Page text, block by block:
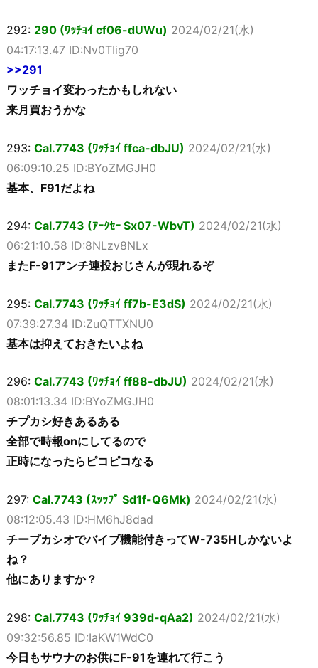
292: 290 (ﾜｯﾁｮｲ cf06-dUWu) 2024/02/21(水)
04:17:13.47 ID:Nv0TIig70
>>291
ワッチョイ変わったかもしれない
来月買おうかな
293: Cal.7743 (ﾜｯﾁｮｲ ffca-dbJU) 2024/02/21(水)
06:09:10.25 ID:BYoZMGJH0
基本、F91だよね
294: Cal.7743 (ｱｰｸｾｰ Sx07-WbvT) 2024/02/21(水)
06:21:10.58 ID:8NLzv8NLx
またF-91アンチ連投おじさんが現れるぞ
295: Cal.7743 (ﾜｯﾁｮｲ ff7b-E3dS) 2024/02/21(水)
07:39:27.34 ID:ZuQTTXNU0
基本は抑えておきたいよね
296: Cal.7743 (ﾜｯﾁｮｲ ff88-dbJU) 2024/02/21(水)
08:01:13.34 ID:BYoZMGJH0
チプカシ好きあるある
全部で時報onにしてるので
正時になったらピコピコなる
297: Cal.7743 (ｽｯｯﾌﾟ Sd1f-Q6Mk) 2024/02/21(水)
08:12:05.43 ID:HM6hJ8dad
チープカシオでバイブ機能付きってW-735Hしかないよ
ね？
他にありますか？
298: Cal.7743 (ﾜｯﾁｮｲ 939d-qAa2) 2024/02/21(水)
09:32:56.85 ID:IaKW1WdC0
今日もサウナのお供にF-91を連れて行こう